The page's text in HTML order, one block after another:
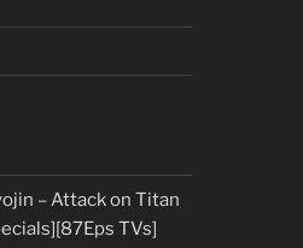
– Attack on Titan
TVs]